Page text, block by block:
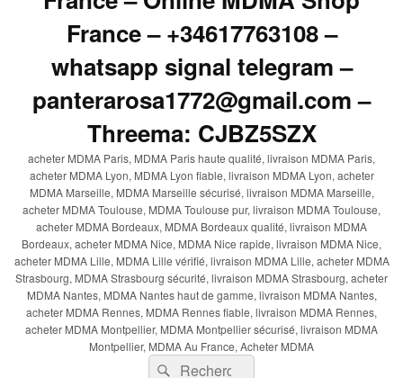
France – +34617763108 –
whatsapp signal telegram –
panterarosa1772@gmail.com –
Threema: CJBZ5SZX
acheter MDMA Paris, MDMA Paris haute qualité, livraison MDMA Paris,
acheter MDMA Lyon, MDMA Lyon fiable, livraison MDMA Lyon, acheter
MDMA Marseille, MDMA Marseille sécurisé, livraison MDMA Marseille,
acheter MDMA Toulouse, MDMA Toulouse pur, livraison MDMA Toulouse,
acheter MDMA Bordeaux, MDMA Bordeaux qualité, livraison MDMA
Bordeaux, acheter MDMA Nice, MDMA Nice rapide, livraison MDMA Nice,
acheter MDMA Lille, MDMA Lille vérifié, livraison MDMA Lille, acheter MDMA
Strasbourg, MDMA Strasbourg sécurité, livraison MDMA Strasbourg, acheter
MDMA Nantes, MDMA Nantes haut de gamme, livraison MDMA Nantes,
acheter MDMA Rennes, MDMA Rennes fiable, livraison MDMA Rennes,
acheter MDMA Montpellier, MDMA Montpellier sécurisé, livraison MDMA
Montpellier, MDMA Au France, Acheter MDMA
Recherche :
Rechercher